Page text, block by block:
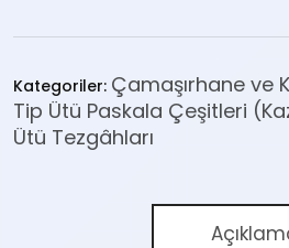
Kategoriler: Çamaşırhane ve
Tip Ütü Paskala Çeşitleri
Ütü Tezgâhları